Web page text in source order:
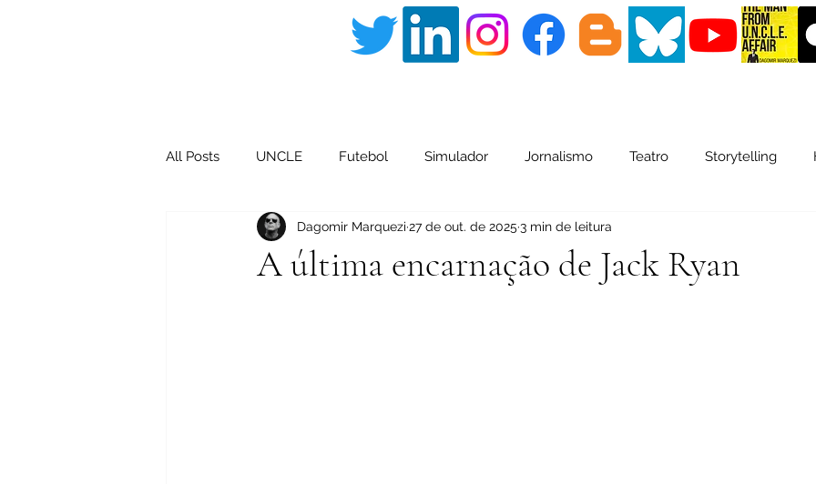
All Posts UNCLE Futebol Simulador Jornalismo Teatro Storytelling
Livros Dagomir Marquezi Cultura Pop HQ Biografia
A última encarnação de Jack Ryan
Dagomir Marquezi 27 de out. de 2025 3 min de leitura